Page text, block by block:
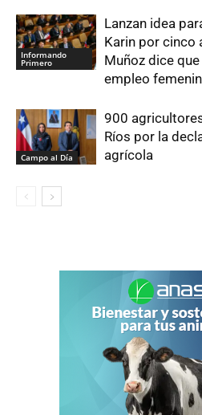
Informando
Primero
Lanzan idea
Karin por cinco
Muñoz dice
empleo
Campo al Día
900
Ríos por la
agrícola